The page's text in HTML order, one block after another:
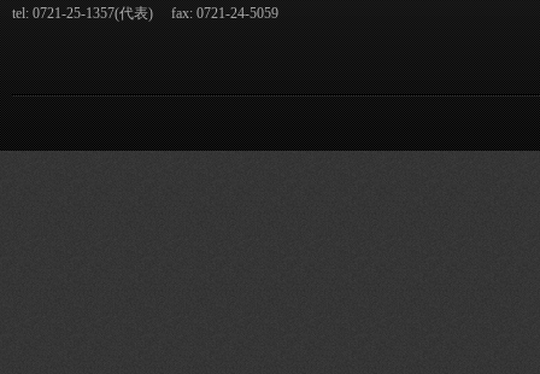
tel: 0721-25-1357(代表) fax: 0721-24-5059